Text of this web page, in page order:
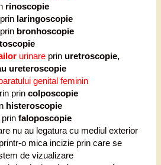
rinoscopie
laringoscopie
bronhoscopie
urinare prin uretroscopie,
ureteroscopie
genital feminin
prin colposcopie
histeroscopie
faloposcopie
nu au legatura cu mediul exterior
o mica incizie prin care se
de vizualizare